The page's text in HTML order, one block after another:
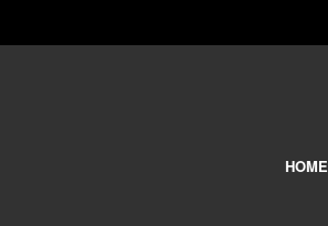
HOME